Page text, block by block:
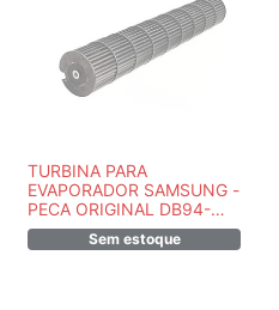
TURBINA PARA
EVAPORADOR SAMSUNG -
PECA ORIGINAL DB94-
01874B
Sem estoque